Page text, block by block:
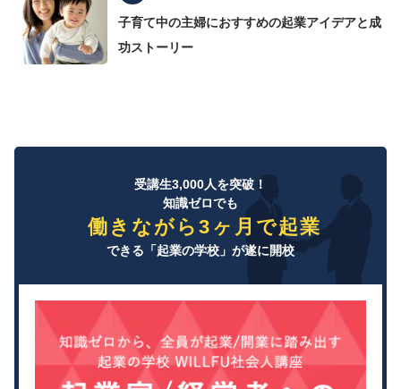
子育て中の主婦におすすめの起業アイデアと成
功ストーリー
受講生3,000人を突破！
知識ゼロでも
働きながら3ヶ月で起業
できる「起業の学校」が遂に開校